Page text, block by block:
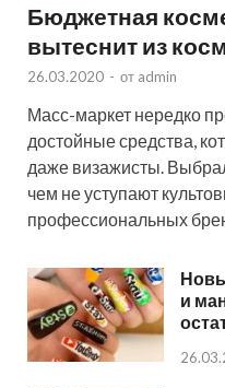
Бюджетная
вытеснит из
26.03.2020 - от admin
Масс-маркет нередко
достойные средства,
даже визажисты.
чем не уступают
профессиональных
и